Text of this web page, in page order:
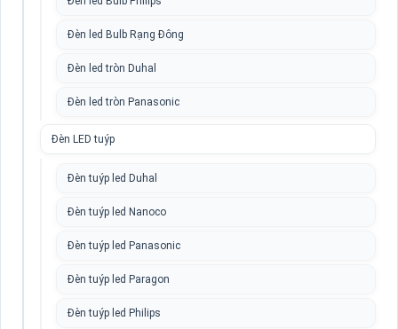
Đèn led Bulb Rạng Đông
Đèn led tròn Duhal
Đèn led tròn Panasonic
Đèn LED tuýp
Đèn tuýp led Duhal
Đèn tuýp led Nanoco
Đèn tuýp led Panasonic
Đèn tuýp led Paragon
Đèn tuýp led Philips